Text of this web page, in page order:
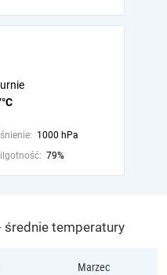
1000 hPa
79%
średnie temperatury
Marzec